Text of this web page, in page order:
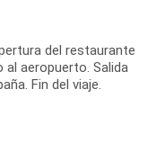
del restaurante
aeropuerto. Salida
Fin del viaje.